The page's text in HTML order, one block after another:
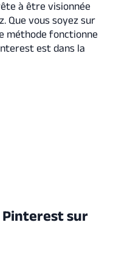
à être visionnée
Que vous soyez sur
méthode fonctionne
est dans la
Pinterest sur